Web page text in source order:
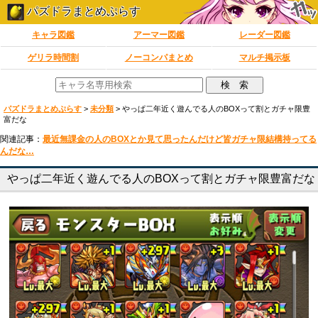
パズドラまとめぷらす
キャラ図鑑 アーマー図鑑 レーダー図鑑
ゲリラ時間割 ノーコンパまとめ マルチ掲示板
パズドラまとめぷらす > 未分類 > やっぱ二年近く遊んでる人のBOXって割とガチャ限豊
富だな
関連記事： 最近無課金の人のBOXとか見て思ったんだけど皆ガチャ限結構持ってる
んだな…
やっぱ二年近く遊んでる人のBOXって割とガチャ限豊富だな